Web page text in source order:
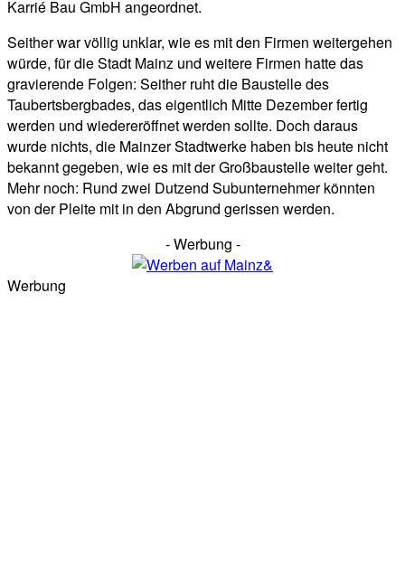
Karrié Bau GmbH angeordnet.
Seither war völlig unklar, wie es mit den Firmen weitergehen
würde, für die Stadt Mainz und weitere Firmen hatte das
gravierende Folgen: Seither ruht die Baustelle des
Taubertsbergbades, das eigentlich Mitte Dezember fertig
werden und wiedereröffnet werden sollte. Doch daraus
wurde nichts, die Mainzer Stadtwerke haben bis heute nicht
bekannt gegeben, wie es mit der Großbaustelle weiter geht.
Mehr noch: Rund zwei Dutzend Subunternehmer könnten
von der Pleite mit in den Abgrund gerissen werden.
- Werbung -
Werbung